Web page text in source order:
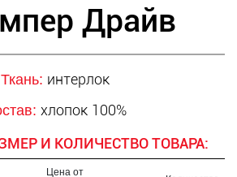
Драйв
Ткань: интерлок
хлопок 100%
И КОЛИЧЕСТВО ТОВАРА:
Цена от